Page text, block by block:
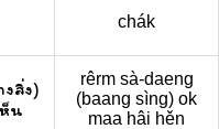
chák
งสิ่ง)
น
rêrm sà-daeng
(baang sìng) ok
maa hâi hěn